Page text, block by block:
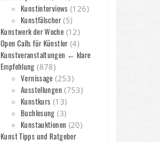
Kunstinterviews (126)
Kunstfälscher(5)
Kunstwerk der Woche (12)
Open Calls für Künstler (4)
Kunstveranstaltungen ← klare
Empfehlung (878)
Vernissage (253)
Ausstellungen (753)
Kunstkurs (13)
Buchlesung (3)
Kunstauktionen (20)
Kunst Tipps und Ratgeber